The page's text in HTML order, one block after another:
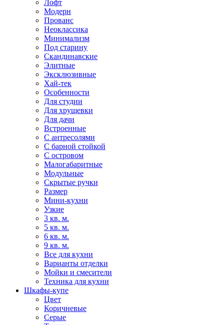
Лофт
Модерн
Прованс
Неоклассика
Минимализм
Под старину
Скандинавские
Элитные
Эксклюзивные
Хай-тек
Особенности
Для студии
Для хрущевки
Для дачи
Встроенные
С антресолями
С барной стойкой
С островом
Малогабаритные
Модульные
Скрытые ручки
Размер
Мини-кухни
Узкие
3 кв. м.
5 кв. м.
6 кв. м.
9 кв. м.
Все для кухни
Варианты отделки
Мойки и смесители
Техника для кухни
Шкафы-купе
Цвет
Коричневые
Серые